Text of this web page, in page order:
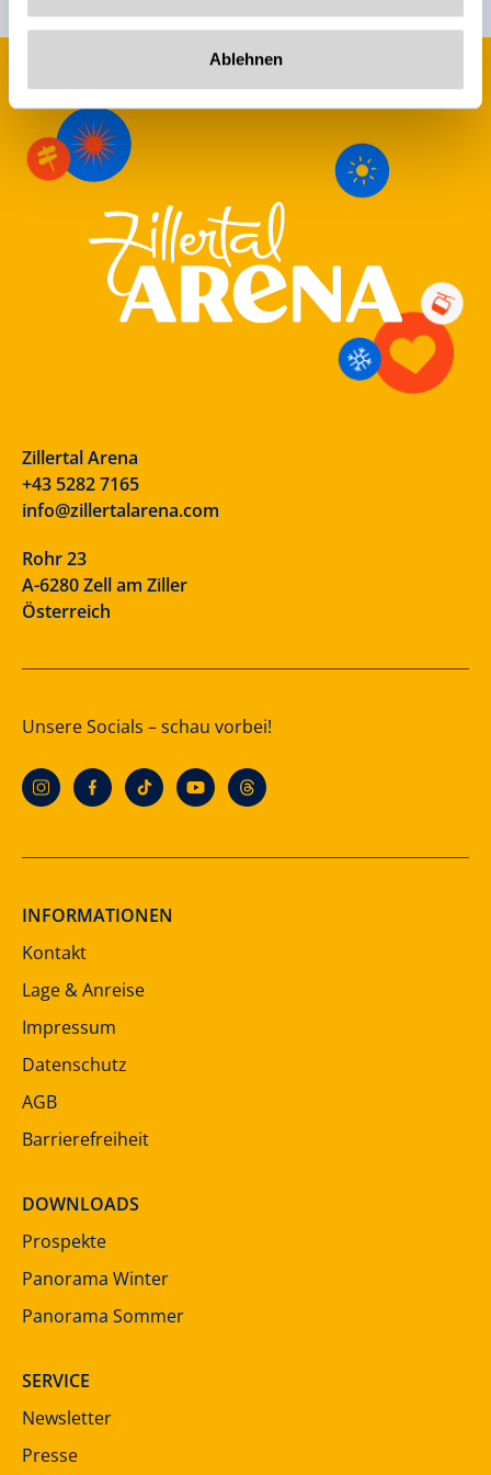
Ablehnen
Zillertal Arena
+43 5282 7165
info@zillertalarena.com
Rohr 23
A-6280 Zell am Ziller
Österreich
Unsere Socials – schau vorbei!
INFORMATIONEN
Kontakt
Lage & Anreise
Impressum
Datenschutz
AGB
Barrierefreiheit
DOWNLOADS
Prospekte
Panorama Winter
Panorama Sommer
SERVICE
Newsletter
Presse